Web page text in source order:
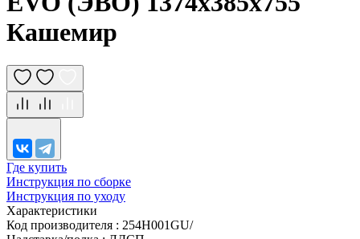
Кашемир
Где купить
Инструкция по сборке
Инструкция по уходу
Характеристики
Код производителя : 254H001GU/